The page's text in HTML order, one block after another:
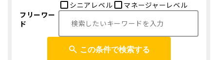
シニアレベル
マネージャーレベル
フリーワー
ド
この条件で検索する